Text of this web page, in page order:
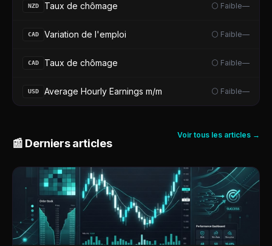
NZD Taux de chômage ⚪ Faible—
CAD Variation de l'emploi ⚪ Faible—
CAD Taux de chômage ⚪ Faible—
USD Average Hourly Earnings m/m ⚪ Faible—
📰 Derniers articles
Voir tous les articles →